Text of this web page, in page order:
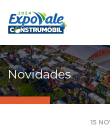
Novidades
15